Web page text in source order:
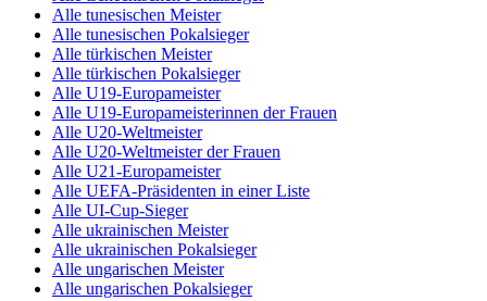
Alle tunesischen Meister
Alle tunesischen Pokalsieger
Alle türkischen Meister
Alle türkischen Pokalsieger
Alle U19-Europameister
Alle U19-Europameisterinnen der Frauen
Alle U20-Weltmeister
Alle U20-Weltmeister der Frauen
Alle U21-Europameister
Alle UEFA-Präsidenten in einer Liste
Alle UI-Cup-Sieger
Alle ukrainischen Meister
Alle ukrainischen Pokalsieger
Alle ungarischen Meister
Alle ungarischen Pokalsieger